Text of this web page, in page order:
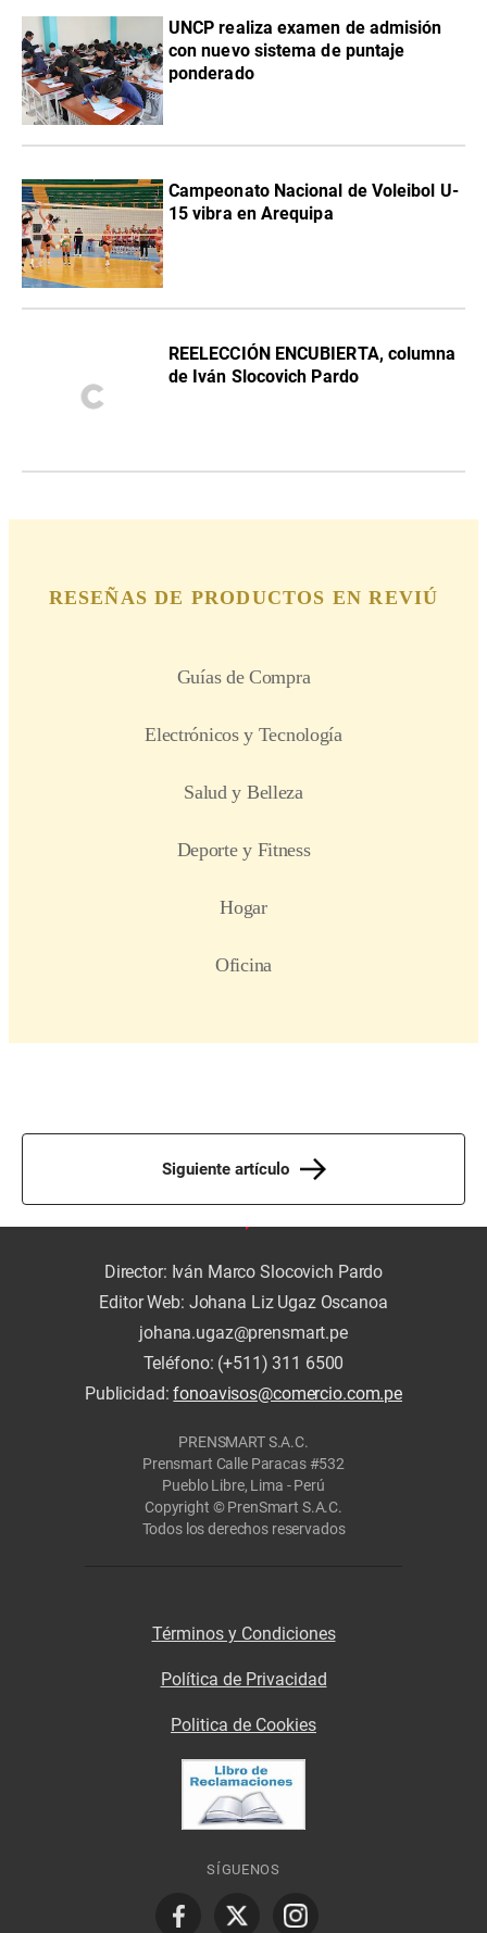
UNCP realiza examen de admisión
con nuevo sistema de puntaje
ponderado
Campeonato Nacional de Voleibol U-
15 vibra en Arequipa
REELECCIÓN ENCUBIERTA, columna
de Iván Slocovich Pardo
Siguiente artículo
Director: Iván Marco Slocovich Pardo
Editor Web: Johana Liz Ugaz Oscanoa
johana.ugaz@prensmart.pe
Teléfono: (+511) 311 6500
Publicidad:fonoavisos@comercio.com.pe
PRENSMART S.A.C.
Prensmart Calle Paracas #532
Pueblo Libre, Lima - Perú
Copyright © PrenSmart S.A.C.
Todos los derechos reservados
Términos y Condiciones
Política de Privacidad
Politica de Cookies
SÍGUENOS